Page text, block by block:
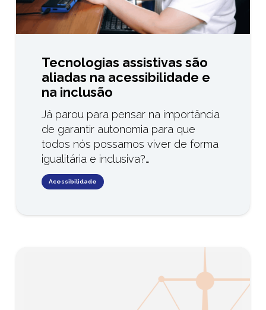
Tecnologias assistivas são
aliadas na acessibilidade e
na inclusão
Já parou para pensar na importância
de garantir autonomia para que
todos nós possamos viver de forma
igualitária e inclusiva?…
Acessibilidade